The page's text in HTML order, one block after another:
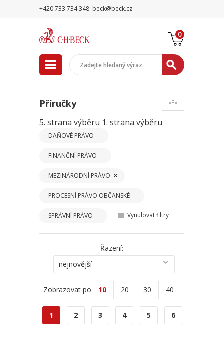
+420 733 734 348 beck@beck.cz
0
Příručky
5. strana výběru 1. strana výběru
DAŇOVÉ PRÁVO
FINANČNÍ PRÁVO
MEZINÁRODNÍ PRÁVO
PROCESNÍ PRÁVO OBČANSKÉ
SPRÁVNÍ PRÁVO Vynulovat filtry
Řazení:
nejnovější
Zobrazovat po 10 20 30 40
1 2 3 4 5 6